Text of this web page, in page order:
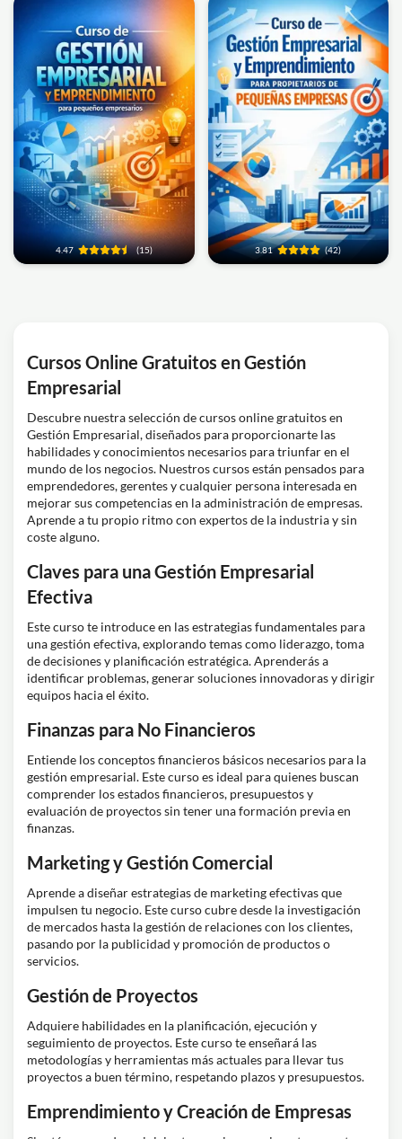
4.47 (15) 3.81 (42)
Cursos Online Gratuitos en Gestión
Empresarial
Descubre nuestra selección de cursos online gratuitos en
Gestión Empresarial, diseñados para proporcionarte las
habilidades y conocimientos necesarios para triunfar en el
mundo de los negocios. Nuestros cursos están pensados para
emprendedores, gerentes y cualquier persona interesada en
mejorar sus competencias en la administración de empresas.
Aprende a tu propio ritmo con expertos de la industria y sin
coste alguno.
Claves para una Gestión Empresarial
Efectiva
Este curso te introduce en las estrategias fundamentales para
una gestión efectiva, explorando temas como liderazgo, toma
de decisiones y planificación estratégica. Aprenderás a
identificar problemas, generar soluciones innovadoras y dirigir
equipos hacia el éxito.
Finanzas para No Financieros
Entiende los conceptos financieros básicos necesarios para la
gestión empresarial. Este curso es ideal para quienes buscan
comprender los estados financieros, presupuestos y
evaluación de proyectos sin tener una formación previa en
finanzas.
Marketing y Gestión Comercial
Aprende a diseñar estrategias de marketing efectivas que
impulsen tu negocio. Este curso cubre desde la investigación
de mercados hasta la gestión de relaciones con los clientes,
pasando por la publicidad y promoción de productos o
servicios.
Gestión de Proyectos
Adquiere habilidades en la planificación, ejecución y
seguimiento de proyectos. Este curso te enseñará las
metodologías y herramientas más actuales para llevar tus
proyectos a buen término, respetando plazos y presupuestos.
Emprendimiento y Creación de Empresas